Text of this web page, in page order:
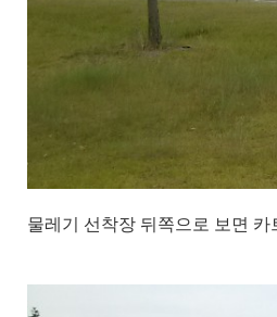
물레기 선착장 뒤쪽으로 보면